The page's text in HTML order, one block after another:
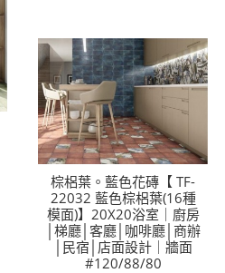
棕梠葉。藍色花磚【 TF-
22032 藍色棕梠葉(16種
模面)】20X20浴室｜廚房
│梯廳│客廳│咖啡廳│商辦
│民宿│店面設計｜牆面
#120/88/80